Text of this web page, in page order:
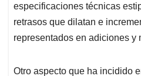
especificaciones técnicas
retrasos que dilatan e
representados en adiciones y
Otro aspecto que ha incidido